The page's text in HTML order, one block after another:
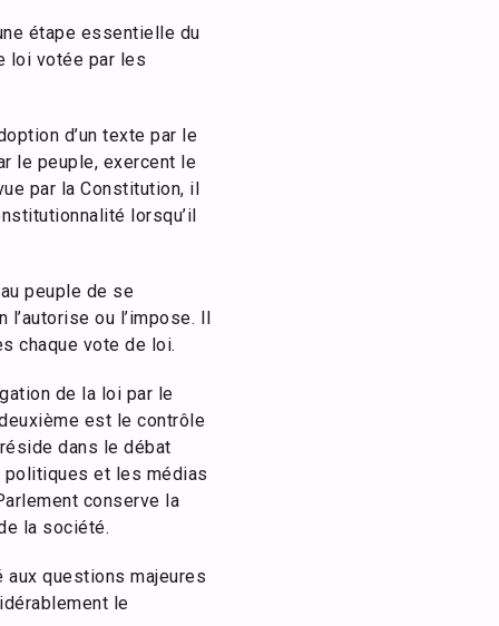
étape essentielle du
loi votée par les
d’un texte par le
le peuple, exercent le
par la Constitution, il
lorsqu’il
peuple de se
ou l’impose. Il
chaque vote de loi.
de la loi par le
est le contrôle
dans le débat
et les médias
conserve la
la société.
questions majeures
le